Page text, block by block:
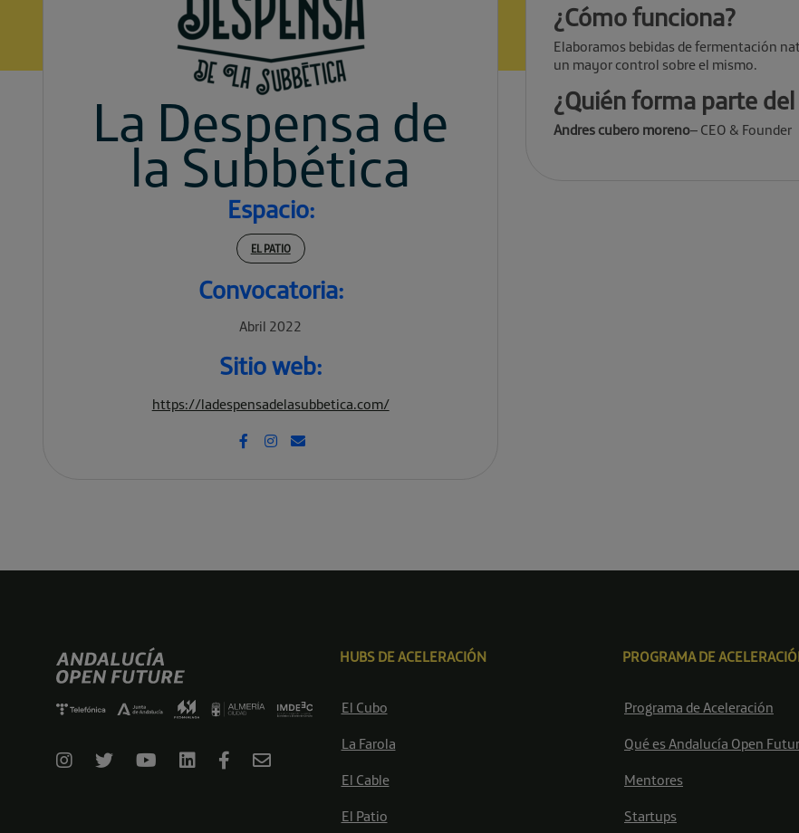
La Despensa de
la Subbética
Espacio:
EL PATIO
Convocatoria:
Abril 2022
Sitio web:
https://ladespensadelasubbetica.com/
¿Cómo funciona?
Elaboramos bebidas de fermentación
un mayor control sobre el mismo.
¿Quién forma parte
Andres cubero moreno– CEO & Founder
HUBS DE ACELERACIÓN
El Cubo
La Farola
El Cable
El Patio
PROGRAMA DE
Programa de Aceleración
Qué es Andalucía Open
Mentores
Startups